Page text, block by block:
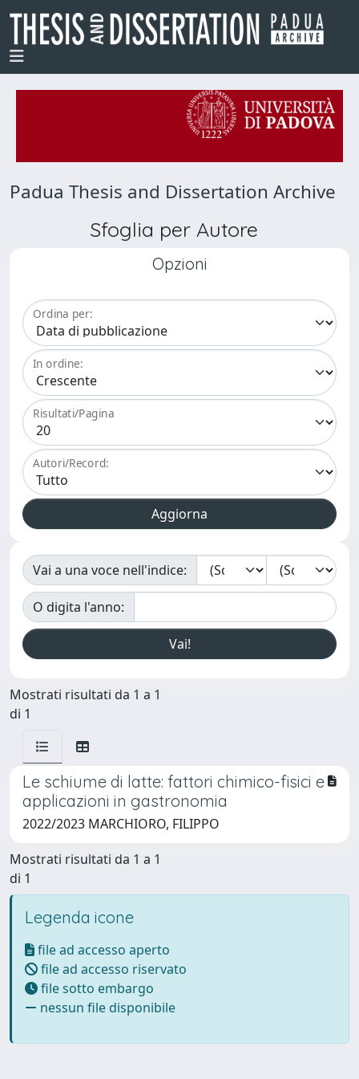
Padua Thesis and Dissertation Archive
Sfoglia per Autore
Opzioni
Ordina per:
In ordine:
Risultati/Pagina
Autori/Record:
Vai a una voce nell'indice:
O digita l'anno:
Mostrati risultati da 1 a 1
di 1
Le schiume di latte: fattori chimico-fisici e
applicazioni in gastronomia
2022/2023 MARCHIORO, FILIPPO
Mostrati risultati da 1 a 1
di 1
Legenda icone
file ad accesso aperto
file ad accesso riservato
file sotto embargo
nessun file disponibile